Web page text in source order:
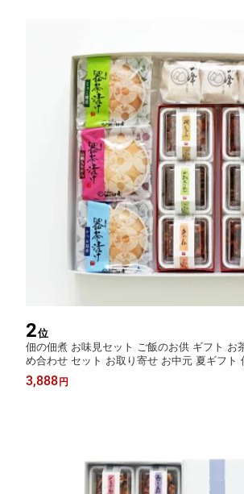
2位
佃の佃煮 お味見セット ご飯のお供 ギフト お
め合わせ セット お取り寄せ お中元 夏ギフト
レゼント 無添加 金沢 お茶漬けの素 器 内祝い
生日プレゼント 子供 ヒルナンデス 器茶漬け
3,888 円